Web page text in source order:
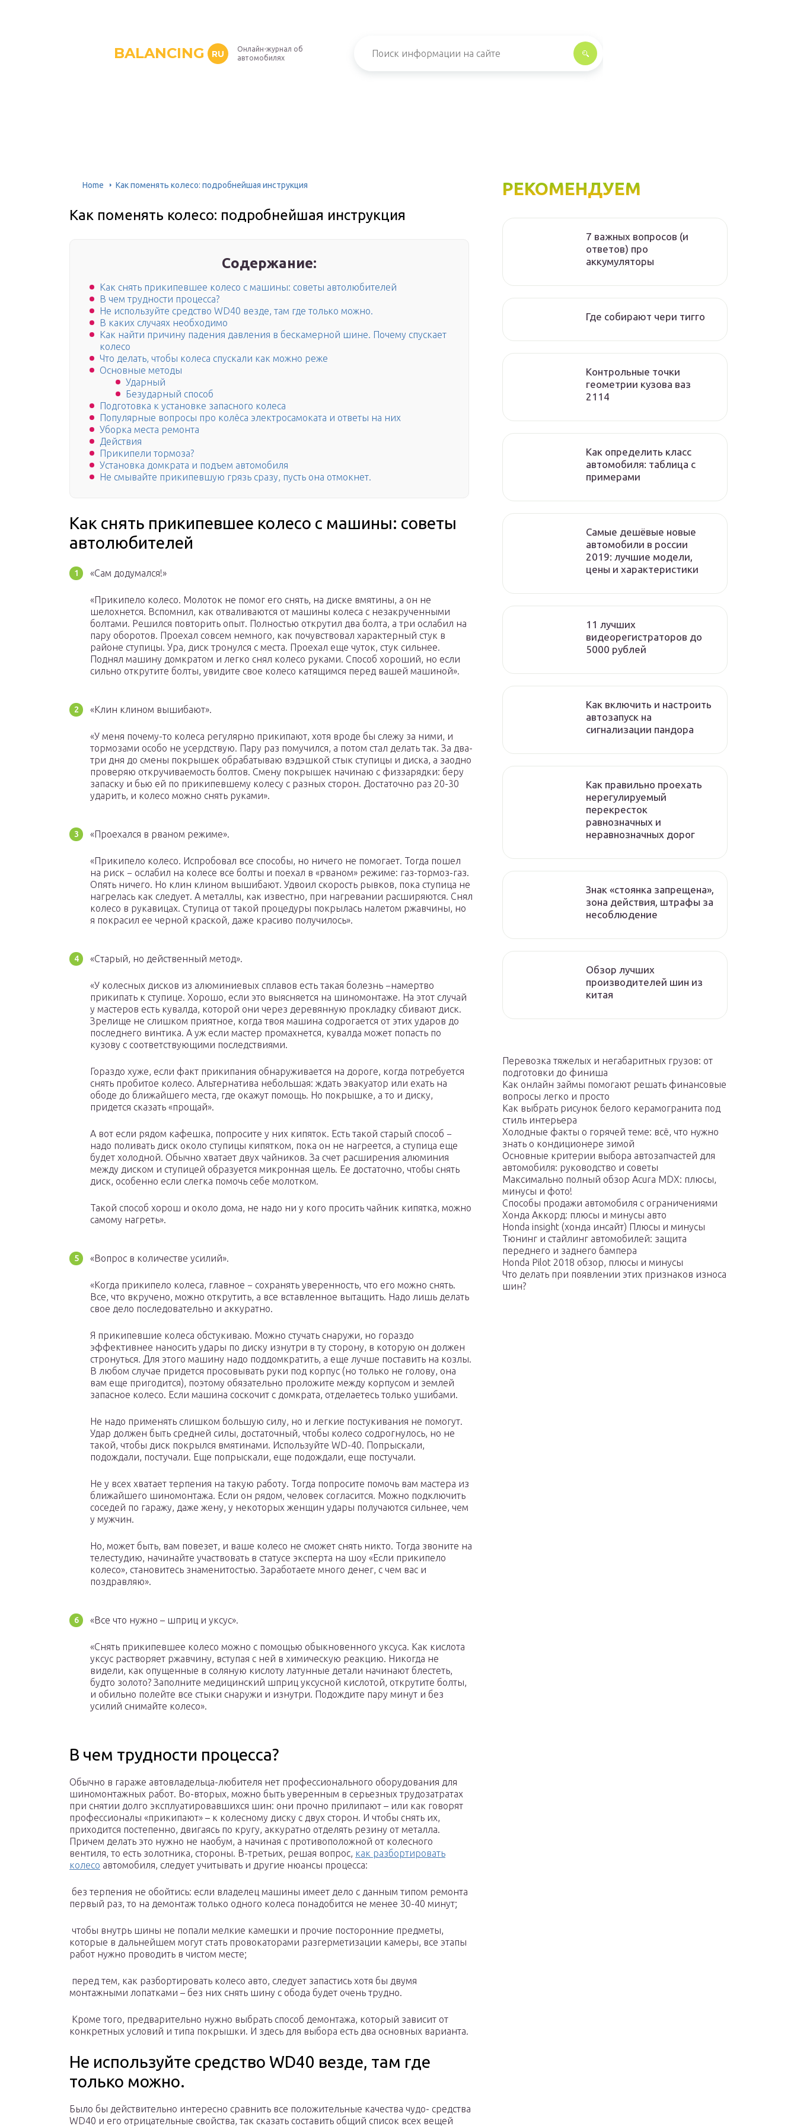
BALANCING RU
Онлайн-журнал об
автомобилях
Home Как поменять колесо: подробнейшая инструкция
Как поменять колесо: подробнейшая инструкция
Содержание:
Как снять прикипевшее колесо с машины: советы автолюбителей
В чем трудности процесса?
Не используйте средство WD40 везде, там где только можно.
В каких случаях необходимо
Как найти причину падения давления в бескамерной шине. Почему спускает
колесо
Что делать, чтобы колеса спускали как можно реже
Основные методы
Ударный
Безударный способ
Подготовка к установке запасного колеса
Популярные вопросы про колёса электросамоката и ответы на них
Уборка места ремонта
Действия
Прикипели тормоза?
Установка домкрата и подъем автомобиля
Не смывайте прикипевшую грязь сразу, пусть она отмокнет.
Как снять прикипевшее колесо с машины: советы
автолюбителей
«Сам додумался!»
«Прикипело колесо. Молоток не помог его снять, на диске вмятины, а он не
шелохнется. Вспомнил, как отваливаются от машины колеса с незакрученными
болтами. Решился повторить опыт. Полностью открутил два болта, а три ослабил на
пару оборотов. Проехал совсем немного, как почувствовал характерный стук в
районе ступицы. Ура, диск тронулся с места. Проехал еще чуток, стук сильнее.
Поднял машину домкратом и легко снял колесо руками. Способ хороший, но если
сильно открутите болты, увидите свое колесо катящимся перед вашей машиной».
«Клин клином вышибают».
«У меня почему-то колеса регулярно прикипают, хотя вроде бы слежу за ними, и
тормозами особо не усердствую. Пару раз помучился, а потом стал делать так. За два-
три дня до смены покрышек обрабатываю вэдэшкой стык ступицы и диска, а заодно
проверяю откручиваемость болтов. Смену покрышек начинаю с физзарядки: беру
запаску и бью ей по прикипевшему колесу с разных сторон. Достаточно раз 20-30
ударить, и колесо можно снять руками».
«Проехался в рваном режиме».
«Прикипело колесо. Испробовал все способы, но ничего не помогает. Тогда пошел
на риск − ослабил на колесе все болты и поехал в «рваном» режиме: газ-тормоз-газ.
Опять ничего. Но клин клином вышибают. Удвоил скорость рывков, пока ступица не
нагрелась как следует. А металлы, как известно, при нагревании расширяются. Снял
колесо в рукавицах. Ступица от такой процедуры покрылась налетом ржавчины, но
я покрасил ее черной краской, даже красиво получилось».
«Старый, но действенный метод».
«У колесных дисков из алюминиевых сплавов есть такая болезнь −намертво
прикипать к ступице. Хорошо, если это выясняется на шиномонтаже. На этот случай
у мастеров есть кувалда, которой они через деревянную прокладку сбивают диск.
Зрелище не слишком приятное, когда твоя машина содрогается от этих ударов до
последнего винтика. А уж если мастер промахнется, кувалда может попасть по
кузову с соответствующими последствиями.
Гораздо хуже, если факт прикипания обнаруживается на дороге, когда потребуется
снять пробитое колесо. Альтернатива небольшая: ждать эвакуатор или ехать на
ободе до ближайшего места, где окажут помощь. Но покрышке, а то и диску,
придется сказать «прощай».
А вот если рядом кафешка, попросите у них кипяток. Есть такой старый способ −
надо поливать диск около ступицы кипятком, пока он не нагреется, а ступица еще
будет холодной. Обычно хватает двух чайников. За счет расширения алюминия
между диском и ступицей образуется микронная щель. Ее достаточно, чтобы снять
диск, особенно если слегка помочь себе молотком.
Такой способ хорош и около дома, не надо ни у кого просить чайник кипятка, можно
самому нагреть».
«Вопрос в количестве усилий».
«Когда прикипело колеса, главное − сохранять уверенность, что его можно снять.
Все, что вкручено, можно открутить, а все вставленное вытащить. Надо лишь делать
свое дело последовательно и аккуратно.
Я прикипевшие колеса обстукиваю. Можно стучать снаружи, но гораздо
эффективнее наносить удары по диску изнутри в ту сторону, в которую он должен
стронуться. Для этого машину надо поддомкратить, а еще лучше поставить на козлы.
В любом случае придется просовывать руки под корпус (но только не голову, она
вам еще пригодится), поэтому обязательно проложите между корпусом и землей
запасное колесо. Если машина соскочит с домкрата, отделаетесь только ушибами.
Не надо применять слишком большую силу, но и легкие постукивания не помогут.
Удар должен быть средней силы, достаточный, чтобы колесо содрогнулось, но не
такой, чтобы диск покрылся вмятинами. Используйте WD-40. Попрыскали,
подождали, постучали. Еще попрыскали, еще подождали, еще постучали.
Не у всех хватает терпения на такую работу. Тогда попросите помочь вам мастера из
ближайшего шиномонтажа. Если он рядом, человек согласится. Можно подключить
соседей по гаражу, даже жену, у некоторых женщин удары получаются сильнее, чем
у мужчин.
Но, может быть, вам повезет, и ваше колесо не сможет снять никто. Тогда звоните на
телестудию, начинайте участвовать в статусе эксперта на шоу «Если прикипело
колесо», становитесь знаменитостью. Заработаете много денег, с чем вас и
поздравляю».
«Все что нужно – шприц и уксус».
«Снять прикипевшее колесо можно с помощью обыкновенного уксуса. Как кислота
уксус растворяет ржавчину, вступая с ней в химическую реакцию. Никогда не
видели, как опущенные в соляную кислоту латунные детали начинают блестеть,
будто золото? Заполните медицинский шприц уксусной кислотой, открутите болты,
и обильно полейте все стыки снаружи и изнутри. Подождите пару минут и без
усилий снимайте колесо».
В чем трудности процесса?
Обычно в гараже автовладельца-любителя нет профессионального оборудования для
шиномонтажных работ. Во-вторых, можно быть уверенным в серьезных трудозатратах
при снятии долго эксплуатировавшихся шин: они прочно прилипают – или как говорят
профессионалы «прикипают» – к колесному диску с двух сторон. И чтобы снять их,
приходится постепенно, двигаясь по кругу, аккуратно отделять резину от металла.
Причем делать это нужно не наобум, а начиная с противоположной от колесного
вентиля, то есть золотника, стороны. В-третьих, решая вопрос, как разбортировать
колесо автомобиля, следует учитывать и другие нюансы процесса:
без терпения не обойтись: если владелец машины имеет дело с данным типом ремонта
первый раз, то на демонтаж только одного колеса понадобится не менее 30-40 минут;
чтобы внутрь шины не попали мелкие камешки и прочие посторонние предметы,
которые в дальнейшем могут стать провокаторами разгерметизации камеры, все этапы
работ нужно проводить в чистом месте;
перед тем, как разбортировать колесо авто, следует запастись хотя бы двумя
монтажными лопатками – без них снять шину с обода будет очень трудно.
Кроме того, предварительно нужно выбрать способ демонтажа, который зависит от
конкретных условий и типа покрышки. И здесь для выбора есть два основных варианта.
Не используйте средство WD40 везде, там где
только можно.
Было бы действительно интересно сравнить все положительные качества чудо- средства
WD40 и его отрицательные свойства, так сказать составить общий список всех вещей
РЕКОМЕНДУЕМ
7 важных вопросов (и
ответов) про
аккумуляторы
Где собирают чери тигго
Контрольные точки
геометрии кузова ваз
2114
Как определить класс
автомобиля: таблица с
примерами
Самые дешёвые новые
автомобили в россии
2019: лучшие модели,
цены и характеристики
11 лучших
видеорегистраторов до
5000 рублей
Как включить и настроить
автозапуск на
сигнализации пандора
Как правильно проехать
нерегулируемый
перекресток
равнозначных и
неравнозначных дорог
Знак «стоянка запрещена»,
зона действия, штрафы за
несоблюдение
Обзор лучших
производителей шин из
китая
Перевозка тяжелых и негабаритных грузов: от
подготовки до финиша
Как онлайн займы помогают решать финансовые
вопросы легко и просто
Как выбрать рисунок белого керамогранита под
стиль интерьера
Холодные факты о горячей теме: всё, что нужно
знать о кондиционере зимой
Основные критерии выбора автозапчастей для
автомобиля: руководство и советы
Максимально полный обзор Acura MDX: плюсы,
минусы и фото!
Способы продажи автомобиля с ограничениями
Хонда Аккорд: плюсы и минусы авто
Honda insight (хонда инсайт) Плюсы и минусы
Тюнинг и стайлинг автомобилей: защита
переднего и заднего бампера
Honda Pilot 2018 обзор, плюсы и минусы
Что делать при появлении этих признаков износа
шин?